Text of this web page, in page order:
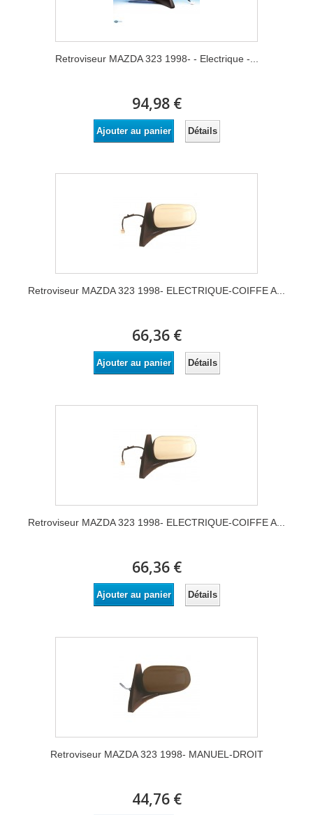
Retroviseur MAZDA 323 1998- - Electrique -...
94,98 €
Ajouter au panier Détails
Retroviseur MAZDA 323 1998- ELECTRIQUE-COIFFE A...
66,36 €
Ajouter au panier Détails
Retroviseur MAZDA 323 1998- ELECTRIQUE-COIFFE A...
66,36 €
Ajouter au panier Détails
Retroviseur MAZDA 323 1998- MANUEL-DROIT
44,76 €